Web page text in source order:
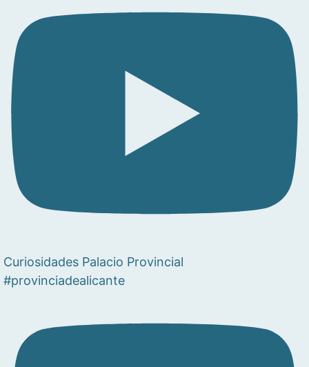
Curiosidades Palacio Provincial
#provinciadealicante